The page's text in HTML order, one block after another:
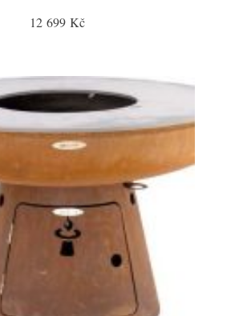
12 699 Kč